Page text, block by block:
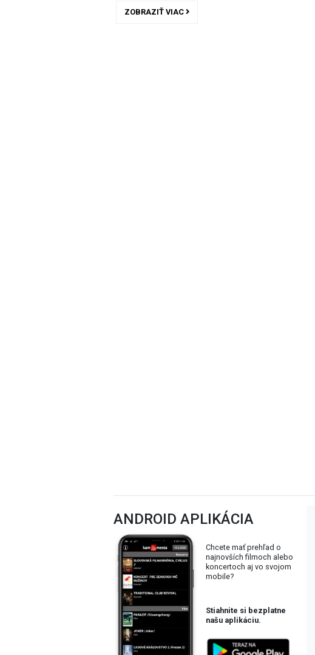
ZOBRAZIŤ VIAC
ANDROID APLIKÁCIA
Chcete mať prehľad o
najnovších filmoch alebo
koncertoch aj vo svojom
mobile?
Stiahnite si bezplatne
našu aplikáciu.